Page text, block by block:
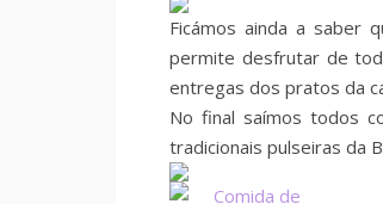
Ficámos ainda a saber
permite desfrutar de
entregas dos pratos da
No final saímos todos
tradicionais pulseiras da